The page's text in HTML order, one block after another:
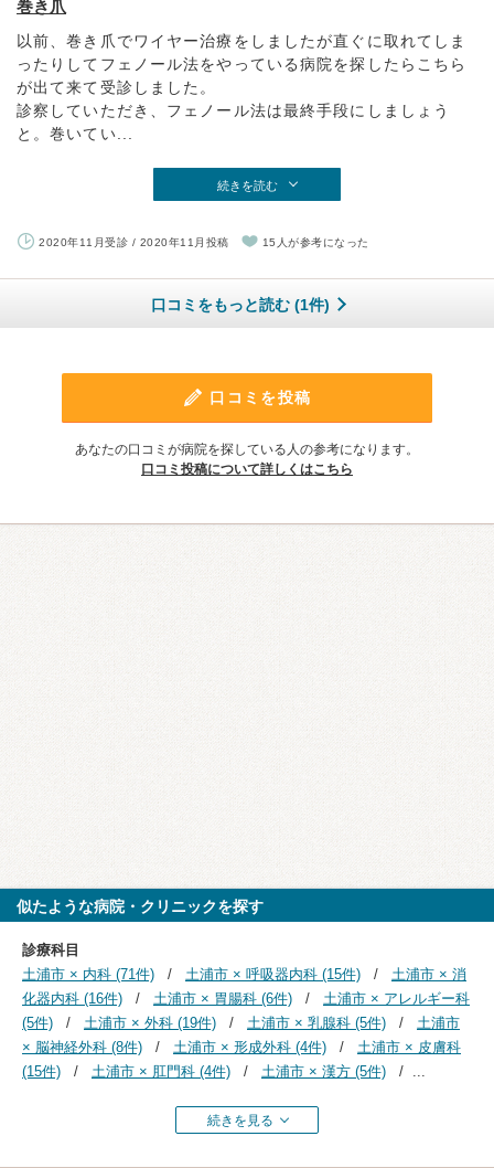
巻き爪
以前、巻き爪でワイヤー治療をしましたが直ぐに取れてしま
ったりしてフェノール法をやっている病院を探したらこちら
が出て来て受診しました。
診察していただき、フェノール法は最終手段にしましょう
と。巻いてい...
続きを読む
2020年11月受診 / 2020年11月投稿 15人が参考になった
口コミをもっと読む (1件)
口コミを投稿
あなたの口コミが病院を探している人の参考になります。
口コミ投稿について詳しくはこちら
似たような病院・クリニックを探す
診療科目
土浦市 × 内科 (71件)
土浦市 × 呼吸器内科 (15件)
土浦市 × 消
化器内科 (16件)
土浦市 × 胃腸科 (6件)
土浦市 × アレルギー科
(5件)
土浦市 × 外科 (19件) 土浦市 × 乳腺科 (5件)
土浦市
× 脳神経外科 (8件)
土浦市 × 形成外科 (4件)
土浦市 × 皮膚科
(15件)
土浦市 × 肛門科 (4件) 土浦市 × 漢方 (5件) ...
続きを見る